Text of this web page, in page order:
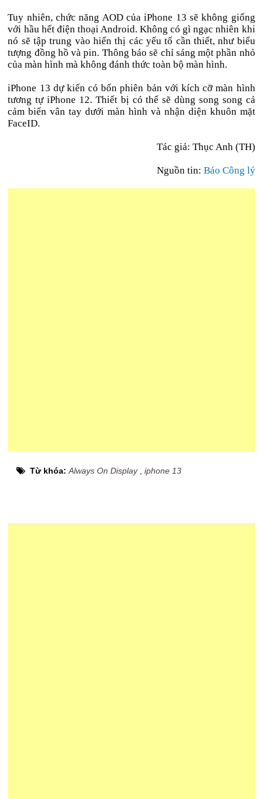
Tuy nhiên, chức năng AOD của iPhone 13 sẽ không giống
với hầu hết điện thoại Android. Không có gì ngạc nhiên khi
nó sẽ tập trung vào hiển thị các yếu tố cần thiết, như biểu
tượng đồng hồ và pin. Thông báo sẽ chỉ sáng một phần nhỏ
của màn hình mà không đánh thức toàn bộ màn hình.
iPhone 13 dự kiến có bốn phiên bản với kích cỡ màn hình
tương tự iPhone 12. Thiết bị có thể sẽ dùng song song cả
cảm biến vân tay dưới màn hình và nhận diện khuôn mặt
FaceID.
Tác giả: Thục Anh (TH)
Nguồn tin: Báo Công lý
Từ khóa:Always On Display,iphone 13